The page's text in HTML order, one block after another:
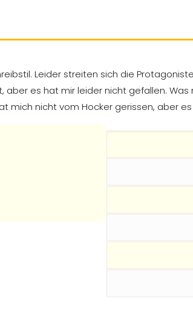
Leider streiten sich die
es hat mir leider nicht gefallen.
mich nicht vom Hocker gerissen, aber